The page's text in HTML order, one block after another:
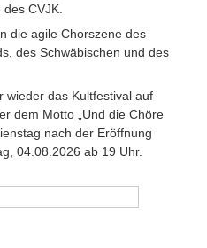
CVJK.
die agile Chorszene des
des Schwäbischen und des
wieder das Kultfestival auf
dem Motto „Und die Chöre
nach der Eröffnung
04.08.2026 ab 19 Uhr.